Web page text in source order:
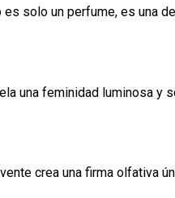
solo un perfume, es una
una feminidad luminosa y
crea una firma olfativa